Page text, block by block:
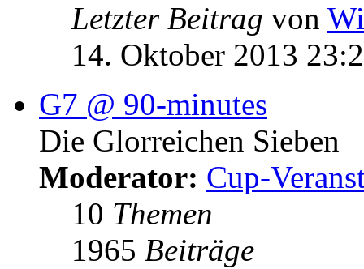
Letzter Beitrag von
14. Oktober 2013
G7 @ 90-minutes
Die Glorreichen Sieben
Moderator: Cup-
10 Themen
1965 Beiträge